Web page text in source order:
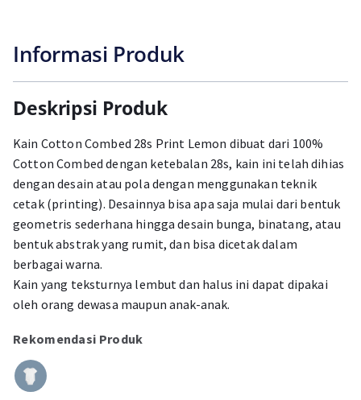
Informasi Produk
Deskripsi Produk
Kain Cotton Combed 28s Print Lemon dibuat dari 100%
Cotton Combed dengan ketebalan 28s, kain ini telah dihias
dengan desain atau pola dengan menggunakan teknik
cetak (printing). Desainnya bisa apa saja mulai dari bentuk
geometris sederhana hingga desain bunga, binatang, atau
bentuk abstrak yang rumit, dan bisa dicetak dalam
berbagai warna.
Kain yang teksturnya lembut dan halus ini dapat dipakai
oleh orang dewasa maupun anak-anak.
Rekomendasi Produk